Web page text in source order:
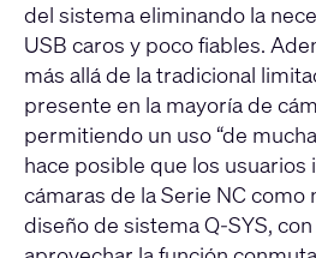
del sistema eliminando la
USB caros y poco fiables.
más allá de la tradicional
presente en la mayoría de
permitiendo un uso “de
hace posible que los usuarios
cámaras de la Serie NC como
diseño de sistema Q-SYS,